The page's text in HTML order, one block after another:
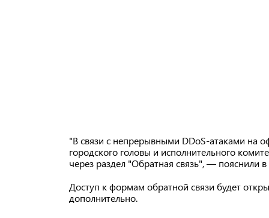
"В связи с непрерывными DDoS-атаками на
городского головы и исполнительного
через раздел "Обратная связь", — пояснили в
Доступ к формам обратной связи будет
дополнительно.